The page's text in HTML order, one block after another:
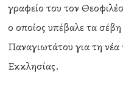
γραφείο του τον
ο οποίος υπέβαλε τα
Παναγιωτάτου για τη
Εκκλησίας.